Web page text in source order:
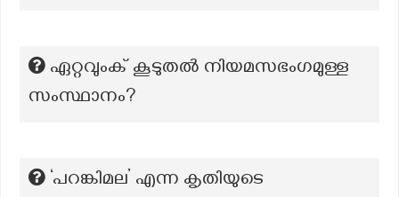
ഏറ്റവുംക് കൂടുതൽ നിയമസഭംഗമുള്ള
സംസ്ഥാനം?
‘പറങ്കിമല’ എന്ന കൃതിയുടെ